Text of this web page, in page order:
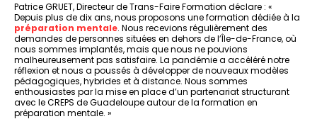
Patrice GRUET, Directeur de Trans-Faire Formation déclare : «
Depuis plus de dix ans, nous proposons une formation dédiée à la
préparation mentale. Nous recevions régulièrement des
demandes de personnes situées en dehors de l’Île-de-France, où
nous sommes implantés, mais que nous ne pouvions
malheureusement pas satisfaire. La pandémie a accéléré notre
réflexion et nous a poussés à développer de nouveaux modèles
pédagogiques, hybrides et à distance. Nous sommes
enthousiastes par la mise en place d’un partenariat structurant
avec le CREPS de Guadeloupe autour de la formation en
préparation mentale. »